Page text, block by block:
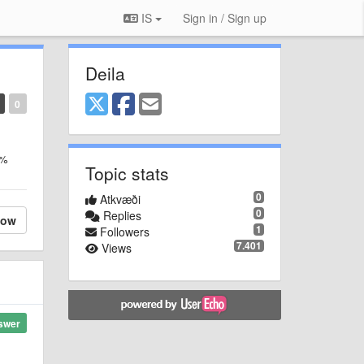
IS Sign in / Sign up
0
Deila
Topic stats
0
Atkvæði
0
Replies
1
Followers
7.401
Views